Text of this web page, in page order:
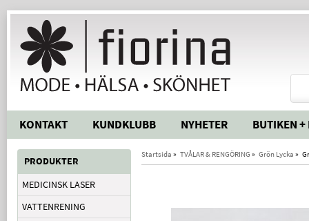
KONTAKT KUNDKLUBB NYHETER BUTIKEN +
PRODUKTER
MEDICINSK LASER
VATTENRENING
Startsida » TVÅLAR & RENGÖRING » Grön Lycka »